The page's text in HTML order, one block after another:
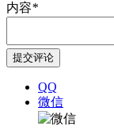
内容*
QQ
微信